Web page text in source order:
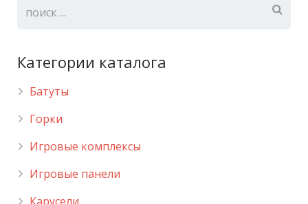
Категории каталога
Батуты
Горки
Игровые комплексы
Игровые панели